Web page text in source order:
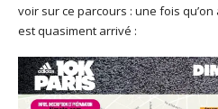
voir sur ce parcours : une fois
est quasiment arrivé :